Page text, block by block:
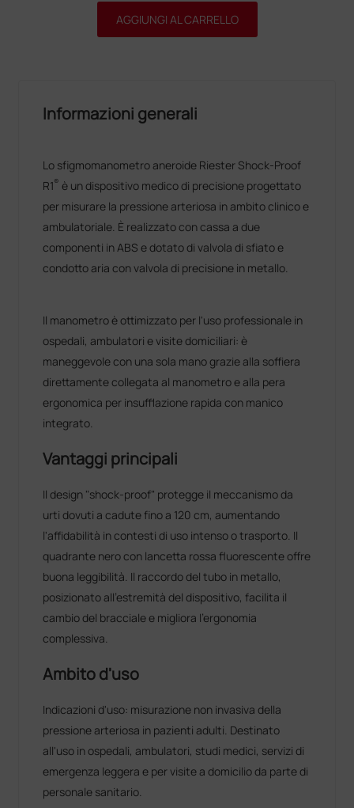
AGGIUNGI AL CARRELLO
Informazioni generali
Lo sfigmomanometro aneroide Riester Shock‑Proof
R1® è un dispositivo medico di precisione progettato
per misurare la pressione arteriosa in ambito clinico e
ambulatoriale. È realizzato con cassa a due
componenti in ABS e dotato di valvola di sfiato e
condotto aria con valvola di precisione in metallo.
Il manometro è ottimizzato per l'uso professionale in
ospedali, ambulatori e visite domiciliari: è
maneggevole con una sola mano grazie alla soffiera
direttamente collegata al manometro e alla pera
ergonomica per insufflazione rapida con manico
integrato.
Vantaggi principali
Il design "shock‑proof" protegge il meccanismo da
urti dovuti a cadute fino a 120 cm, aumentando
l'affidabilità in contesti di uso intenso o trasporto. Il
quadrante nero con lancetta rossa fluorescente offre
buona leggibilità. Il raccordo del tubo in metallo,
posizionato all'estremità del dispositivo, facilita il
cambio del bracciale e migliora l'ergonomia
complessiva.
Ambito d'uso
Indicazioni d'uso: misurazione non invasiva della
pressione arteriosa in pazienti adulti. Destinato
all'uso in ospedali, ambulatori, studi medici, servizi di
emergenza leggera e per visite a domicilio da parte di
personale sanitario.